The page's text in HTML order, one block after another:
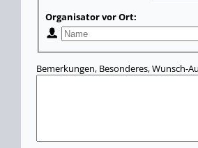
Organisator vor Ort:
Bemerkungen, Besonderes, Wunsch-